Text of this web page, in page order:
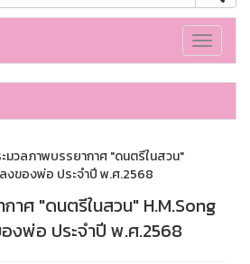
Toggle
มวลภาพบรรยากาศ "ดนตรีในสวน"
งของพ่อ ประจำปี พ.ศ.2568
าศ "ดนตรีในสวน" H.M.Song
งพ่อ ประจำปี พ.ศ.2568